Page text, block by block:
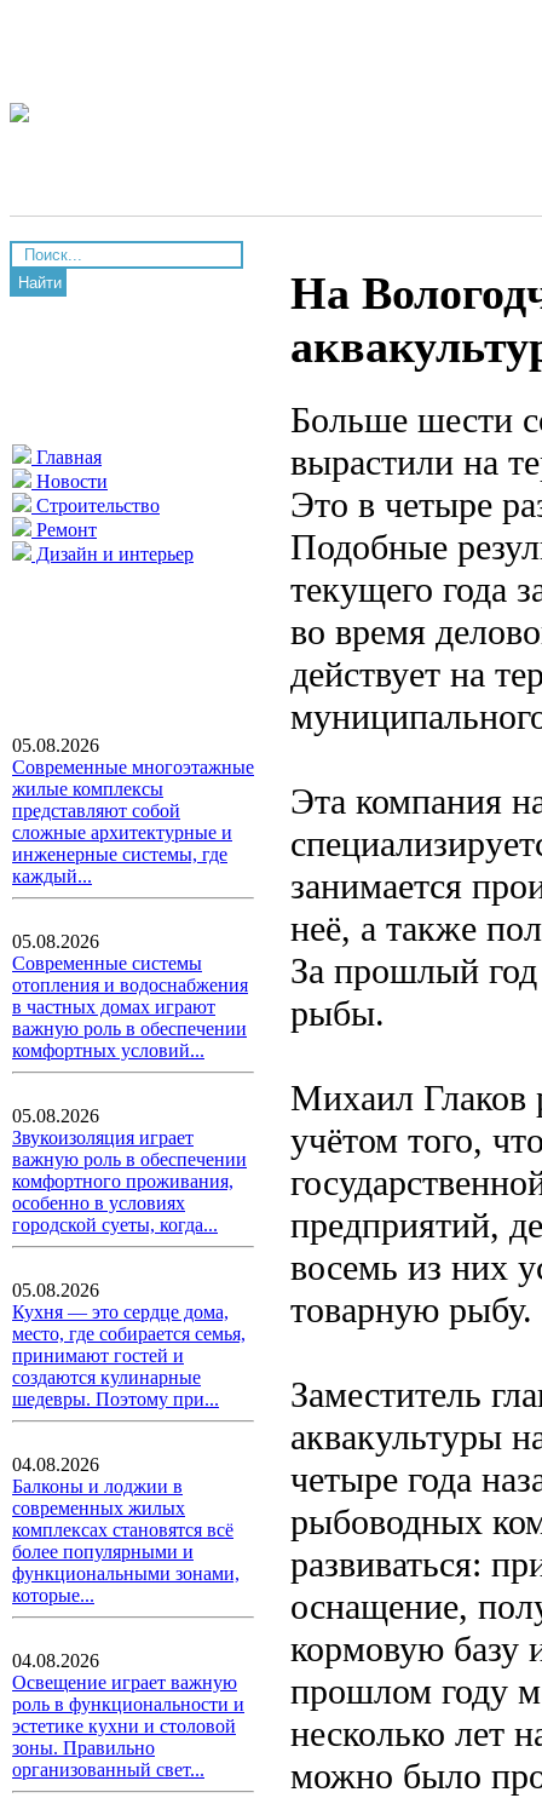
Найти
Главная
Новости
Строительство
Ремонт
Дизайн и интерьер
05.08.2026
Современные многоэтажные
жилые комплексы
представляют собой
сложные архитектурные и
инженерные системы, где
каждый...
05.08.2026
Современные системы
отопления и водоснабжения
в частных домах играют
важную роль в обеспечении
комфортных условий...
05.08.2026
Звукоизоляция играет
важную роль в обеспечении
комфортного проживания,
особенно в условиях
городской суеты, когда...
05.08.2026
Кухня — это сердце дома,
место, где собирается семья,
принимают гостей и
создаются кулинарные
шедевры. Поэтому при...
04.08.2026
Балконы и лоджии в
современных жилых
комплексах становятся всё
более популярными и
функциональными зонами,
которые...
04.08.2026
Освещение играет важную
роль в функциональности и
эстетике кухни и столовой
зоны. Правильно
организованный свет...
На
Больше шести
вырастили на
Это в четыре
Подобные
текущего года
во время
действует на
Эта компания
занимается
неё, а также
За прошлый
рыбы.
Михаил Глаков
учётом того,
предприятий,
восемь из них
товарную рыбу.
Заместитель
аквакультуры
четыре года
рыбоводных
развиваться:
оснащение,
кормовую базу
прошлом году
несколько лет
можно было